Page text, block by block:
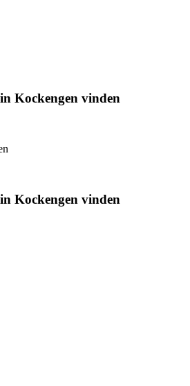
Kockengen vinden
Kockengen vinden